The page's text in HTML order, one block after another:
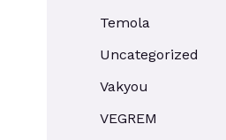
Temola
Uncategorized
Vakyou
VEGREM